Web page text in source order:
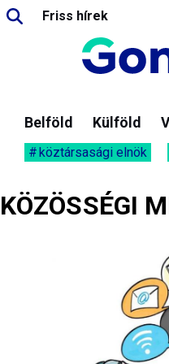
Friss hírek
Belföld Külföld
köztársasági elnök
KÖZÖSSÉGI